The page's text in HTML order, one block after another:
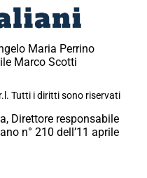
Maria Perrino
Marco Scotti
Tutti i diritti sono riservati
Direttore responsabile
n° 210 dell’11 aprile